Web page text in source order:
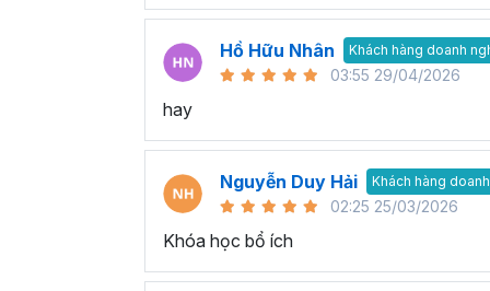
Hồ Hữu Nhân Khách hàng doanh
03:55 29/04/2026
hay
Nguyễn Duy Hải Khách hàng
02:25 25/03/2026
Khóa học bổ ích